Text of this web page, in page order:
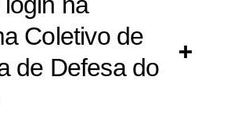
Coletivo de
de Defesa do